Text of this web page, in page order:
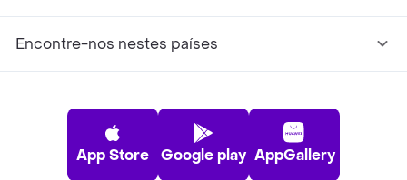
Encontre-nos nestes países
App Store Google play AppGallery